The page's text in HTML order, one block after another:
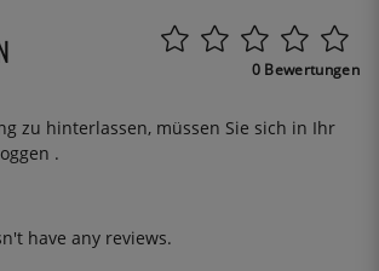
0 Bewertungen
zu hinterlassen, müssen Sie sich in Ihr
.
have any reviews.